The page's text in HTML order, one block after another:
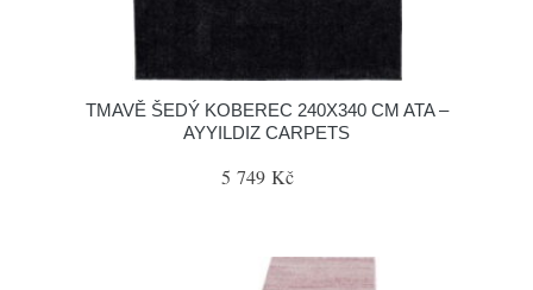
TMAVĚ ŠEDÝ KOBEREC 240X340 CM ATA –
AYYILDIZ CARPETS
5 749 Kč